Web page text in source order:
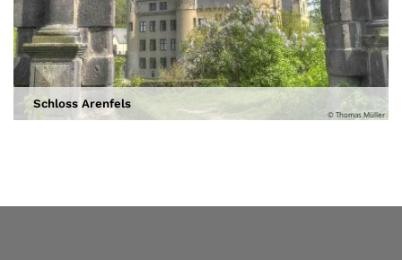
Schloss Arenfels
© Thomas Müller